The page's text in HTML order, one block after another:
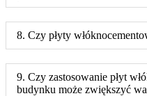
8. Czy płyty
9. Czy zastosowanie płyt
budynku może zwiększyć